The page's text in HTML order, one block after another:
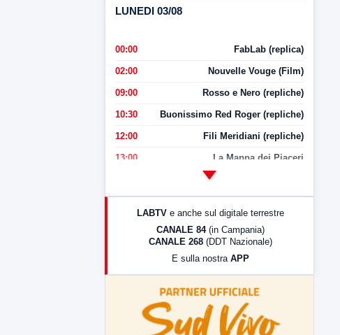
LUNEDI 03/08
00:00 FabLab (replica)
02:00 Nouvelle Vouge (Film)
09:00 Rosso e Nero (repliche)
10:30 Buonissimo Red Roger (repliche)
12:00 Fili Meridiani (repliche)
13:00 La Mappa dei Piaceri
LabNews (Diretta)
LabNews (replica)
LABTV e anche sul digitale terrestre
CANALE 84 (in Campania)
CANALE 268 (DDT Nazionale)
E sulla nostra APP